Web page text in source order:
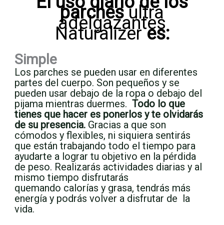
parchesultra
adelgazantes
Naturalizeres:
Simple
Los parches se pueden usar en diferentes
partes del cuerpo. Son pequeños y se
pueden usar debajo de la ropa o debajo del
pijama mientras duermes.Todo lo que
tienes que hacer es ponerlos y te olvidarás
de su presencia. Gracias a que son
cómodos y flexibles, ni siquiera sentirás
que están trabajando todo el tiempo para
ayudarte a lograr tu objetivo en la pérdida
de peso. Realizarás actividades diarias y al
mismo tiempo disfrutarás
quemando calorías y grasa, tendrás más
energía y podrás volver a disfrutar de la
vida.